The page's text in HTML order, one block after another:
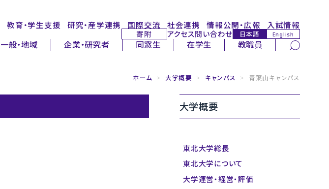
教育・学生支援 研究・産学連携 国際交流 社会連携 情報公開・広報 入試情報
寄附 アクセス問い合わせ 日本語 English
一般・地域 企業・研究者 同窓生 在学生 教職員
ホーム > 大学概要 > キャンパス > 青葉山キャンパス
大学概要
東北大学総長
東北大学について
大学運営・経営・評価